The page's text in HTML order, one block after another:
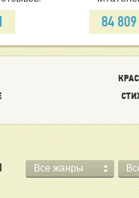
84 809
Все жанры